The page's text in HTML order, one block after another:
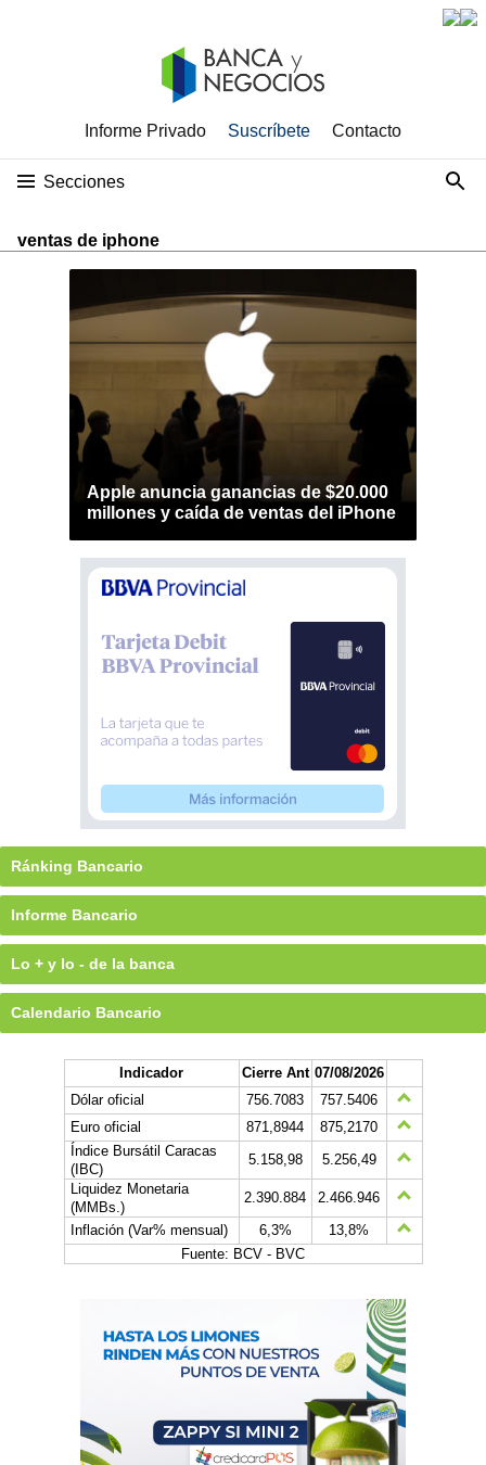
Informe Privado Suscríbete Contacto
Secciones
ventas de iphone
Apple anuncia ganancias de $20.000
millones y caída de ventas del iPhone
Ránking Bancario
Informe Bancario
Lo + y lo - de la banca
Calendario Bancario
Indicador Cierre Ant 07/08/2026
Dólar oficial
756.7083
757.5406
Euro oficial
871,8944
875,2170
Índice Bursátil Caracas
(IBC)
5.158,98
5.256,49
Liquidez Monetaria
(MMBs.)
2.390.884
2.466.946
Inflación (Var% mensual)
6,3%
13,8%
Fuente: BCV - BVC